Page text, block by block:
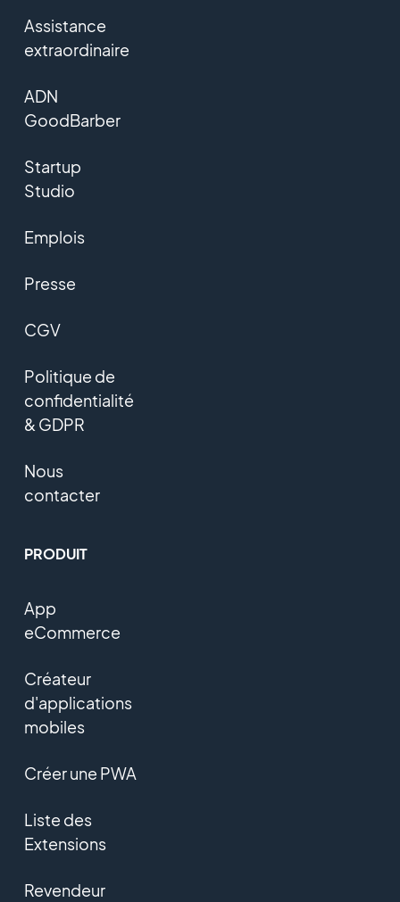
Assistance
extraordinaire
ADN
GoodBarber
Startup
Studio
Emplois
Presse
CGV
Politique de
confidentialité
& GDPR
Nous
contacter
PRODUIT
App
eCommerce
Créateur
d'applications
mobiles
Créer une PWA
Liste des
Extensions
Revendeur